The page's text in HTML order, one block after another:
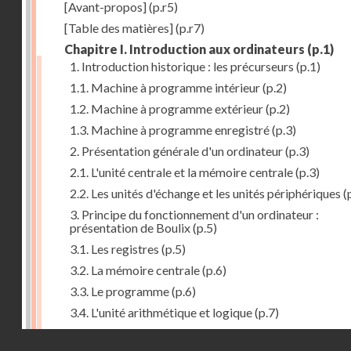
[Avant-propos](p.r5)
[Table des matières](p.r7)
Chapitre I. Introduction aux ordinateurs (p.1)
1. Introduction historique : les précurseurs (p.1)
1.1. Machine à programme intérieur(p.2)
1.2. Machine à programme extérieur(p.2)
1.3. Machine à programme enregistré(p.3)
2. Présentation générale d'un ordinateur(p.3)
2.1. L'unité centrale et la mémoire centrale(p.3)
2.2. Les unités d'échange et les unités périphériques
3. Principe du fonctionnement d'un ordinateur :
présentation de Boulix(p.5)
3.1. Les registres (p.5)
3.2. La mémoire centrale(p.6)
3.3. Le programme(p.6)
3.4. L'unité arithmétique et logique(p.7)
3.5. L'unité de contrôle(p.8)